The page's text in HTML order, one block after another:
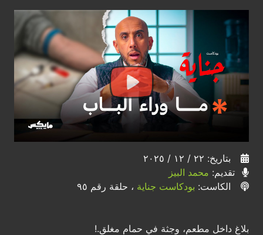
بتاريخ: ٢٢ / ١٢ / ٢٠٢٥
تقديم: محمد البيز
الكاست: بودكاست جناية ، حلقة رقم ٩٥
بلاغ داخل مطعم، وجثة في حمام مغلق.!